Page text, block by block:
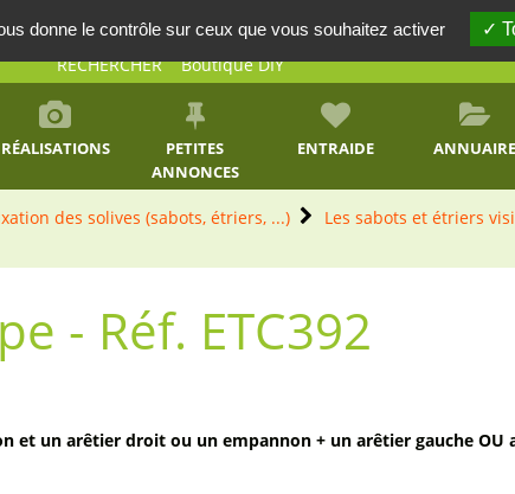
RECHERCHER Boutique DIY
RÉALISATIONS
PETITES
ANNONCES
ENTRAIDE ANNUAIRE
des solives (sabots, étriers, ...) Les sabots et étriers
- Réf. ETC392
et un arêtier droit ou un empannon + un arêtier gauche
donne le contrôle sur ceux que vous souhaitez activer